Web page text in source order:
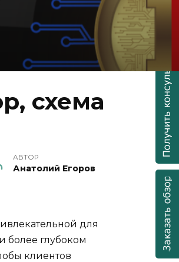
схема
АВТОР
Анатолий Егоров
для
более глубоком
клиентов